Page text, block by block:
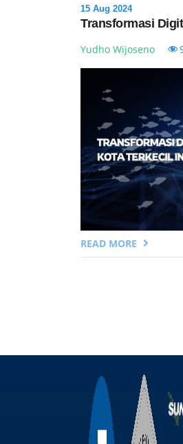
15 Aug 2024
Transformasi
Yudho Wijoseno
READ MORE